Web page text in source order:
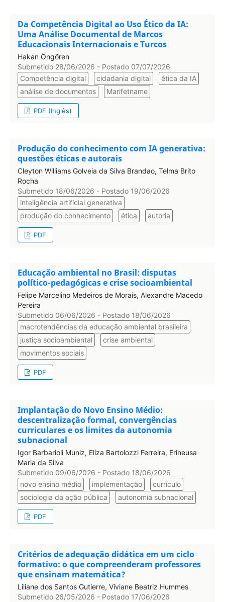
Da Competência Digital ao Uso Ético da IA:
Uma Análise Documental de Marcos
Educacionais Internacionais e Turcos
Hakan Öngören
Submetido 28/06/2026 - Postado 07/07/2026
Competência digital
cidadania digital
ética da IA
análise de documentos
Marifetname
PDF (Inglês)
Produção do conhecimento com IA generativa:
questões éticas e autorais
Cleyton Williams Golveia da Silva Brandao, Telma Brito
Rocha
Submetido 18/06/2026 - Postado 19/06/2026
inteligência artificial generativa
produção do conhecimento
ética autoria
PDF
Educação ambiental no Brasil: disputas
político-pedagógicas e crise socioambiental
Felipe Marcelino Medeiros de Morais, Alexandre Macedo
Pereira
Submetido 06/06/2026 - Postado 18/06/2026
macrotendências da educação ambiental brasileira
justiça socioambiental
crise ambiental
movimentos sociais
PDF
Implantação do Novo Ensino Médio:
descentralização formal, convergências
curriculares e os limites da autonomia
subnacional
Igor Barbarioli Muniz, Eliza Bartolozzi Ferreira, Erineusa
Maria da Silva
Submetido 09/06/2026 - Postado 18/06/2026
novo ensino médio
implementação
currículo
sociologia da ação pública
autonomia subnacional
PDF
Critérios de adequação didática em um ciclo
formativo: o que compreenderam professores
que ensinam matemática?
Liliane dos Santos Gutierre, Viviane Beatriz Hummes
Submetido 26/05/2026 - Postado 17/06/2026